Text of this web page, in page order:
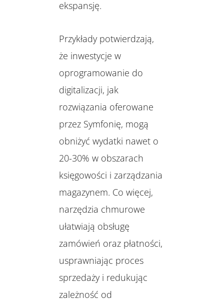
ekspansję.
Przykłady potwierdzają,
że inwestycje w
oprogramowanie do
digitalizacji, jak
rozwiązania oferowane
przez Symfonię, mogą
obniżyć wydatki nawet o
20-30% w obszarach
księgowości i zarządzania
magazynem. Co więcej,
narzędzia chmurowe
ułatwiają obsługę
zamówień oraz płatności,
usprawniając proces
sprzedaży i redukując
zależność od